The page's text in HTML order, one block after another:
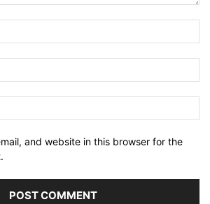
and website in this browser for the